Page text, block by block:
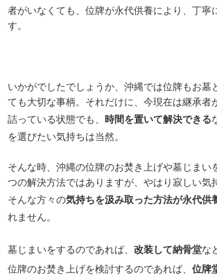
者がいなくても、位牌が永代供養により、丁寧
す。
いかがでしたでしょうか、沖縄では位牌もお墓
ても大切な事柄。それだけに、今現在は継承者
詰っている状態でも、 時間を置いて解決できる
を選びたい気持ちは当然。
そんな時、沖縄の位牌のお焚き上げや墓じまい
つの解決方法ではありますが、やはり寂しい気
そんな方々の気持ちを汲み取った方法が永代供
れません。
墓じまいをするのであれば、改装して納骨堂な
位牌のお焚き上げを検討するのであれば、位牌